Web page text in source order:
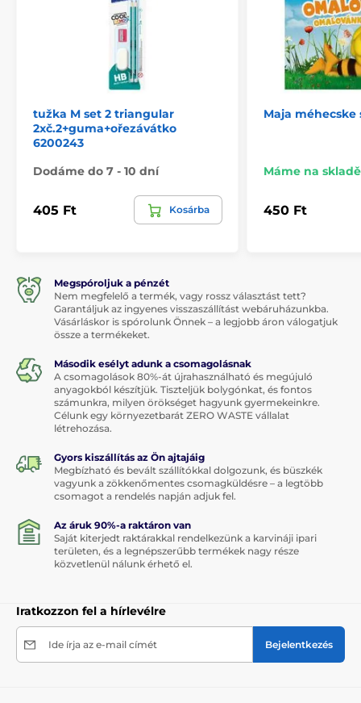
tužka M set 2 triangular
2xč.2+guma+ořezávátko
6200243
Dodáme do 7 - 10 dní
405 Ft Kosárba
Maja méhecske
Máme na skladě
450 Ft
Megspóroljuk a pénzét
Nem megfelelő a termék, vagy rossz választást tett?
Garantáljuk az ingyenes visszaszállítást webáruházunkba.
Vásárláskor is spórolunk Önnek – a legjobb áron válogatjuk
össze a termékeket.
Második esélyt adunk a csomagolásnak
A csomagolások 80%-át újrahasználható és megújuló
anyagokból készítjük. Tiszteljük bolygónkat, és fontos
számunkra, milyen örökséget hagyunk gyermekeinkre.
Célunk egy környezetbarát ZERO WASTE vállalat
létrehozása.
Gyors kiszállítás az Ön ajtajáig
Megbízható és bevált szállítókkal dolgozunk, és büszkék
vagyunk a zökkenőmentes csomagküldésre – a legtöbb
csomagot a rendelés napján adjuk fel.
Az áruk 90%-a raktáron van
Saját kiterjedt raktárakkal rendelkezünk a karvináji ipari
területen, és a legnépszerűbb termékek nagy része
közvetlenül nálunk érhető el.
Iratkozzon fel a hírlevélre
Ide írja az e-mail címét Bejelentkezés